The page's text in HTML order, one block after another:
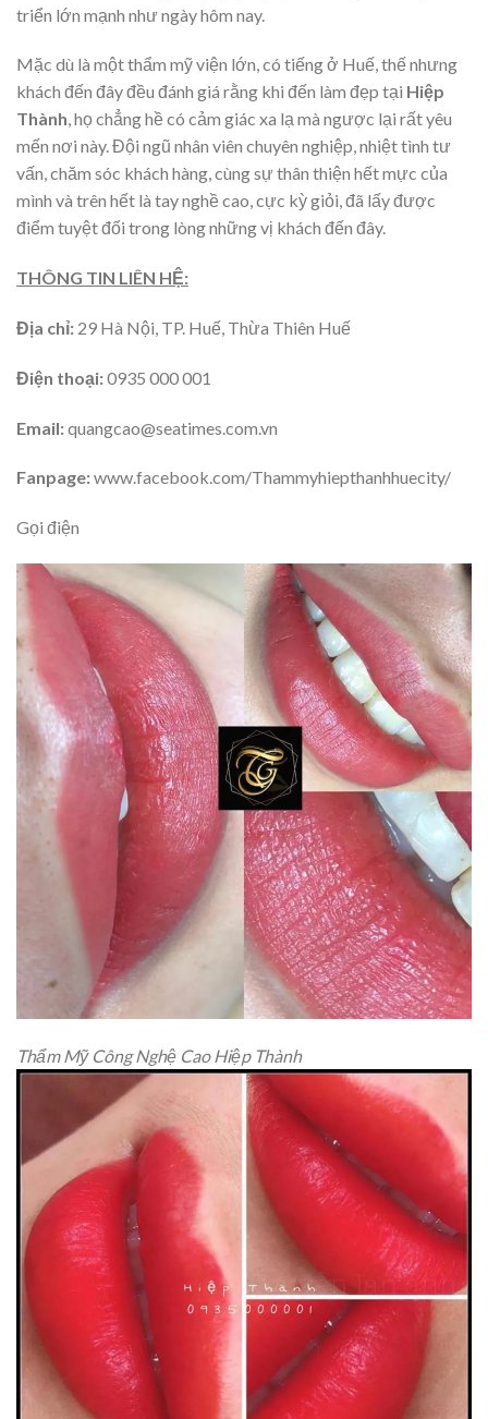
triển lớn mạnh như ngày hôm nay.
Mặc dù là một thẩm mỹ viện lớn, có tiếng ở Huế, thế nhưng
khách đến đây đều đánh giá rằng khi đến làm đẹp tại Hiệp
Thành, họ chẳng hề có cảm giác xa lạ mà ngược lại rất yêu
mến nơi này. Đội ngũ nhân viên chuyên nghiệp, nhiệt tình tư
vấn, chăm sóc khách hàng, cùng sự thân thiện hết mực của
mình và trên hết là tay nghề cao, cực kỳ giỏi, đã lấy được
điểm tuyệt đối trong lòng những vị khách đến đây.
THÔNG TIN LIÊN HỆ:
Địa chỉ: 29 Hà Nội, TP. Huế, Thừa Thiên Huế
Điện thoại:0935 000 001
Email:quangcao@seatimes.com.vn
Fanpage:www.facebook.com/Thammyhiepthanhhuecity/
Gọi điện
Thẩm Mỹ Công Nghệ Cao Hiệp Thành